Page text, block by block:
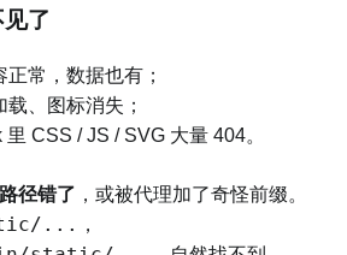
了
正常，数据也有；
载、图标消失；
里 CSS / JS / SVG 大量 404。
径错了 ，或被代理加了奇怪前缀。
...
，